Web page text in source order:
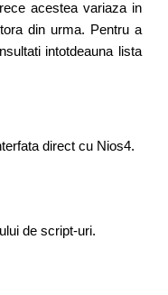
acestea variaza in
din urma. Pentru a
intotdeauna lista
direct cu Nios4.
de script-uri.